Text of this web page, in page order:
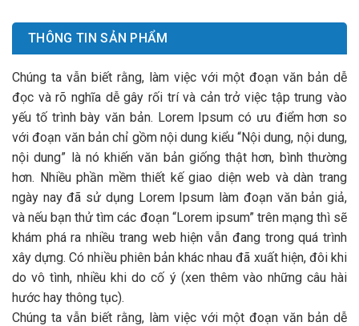
THÔNG TIN SẢN PHẨM
Chúng ta vẫn biết rằng, làm việc với một đoạn văn bản dễ
đọc và rõ nghĩa dễ gây rối trí và cản trở việc tập trung vào
yếu tố trình bày văn bản. Lorem Ipsum có ưu điểm hơn so
với đoạn văn bản chỉ gồm nội dung kiểu “Nội dung, nội dung,
nội dung” là nó khiến văn bản giống thật hơn, bình thường
hơn. Nhiều phần mềm thiết kế giao diện web và dàn trang
ngày nay đã sử dụng Lorem Ipsum làm đoạn văn bản giả,
và nếu bạn thử tìm các đoạn “Lorem ipsum” trên mạng thì sẽ
khám phá ra nhiều trang web hiện vẫn đang trong quá trình
xây dựng. Có nhiều phiên bản khác nhau đã xuất hiện, đôi khi
do vô tình, nhiều khi do cố ý (xen thêm vào những câu hài
hước hay thông tục).
Chúng ta vẫn biết rằng, làm việc với một đoạn văn bản dễ